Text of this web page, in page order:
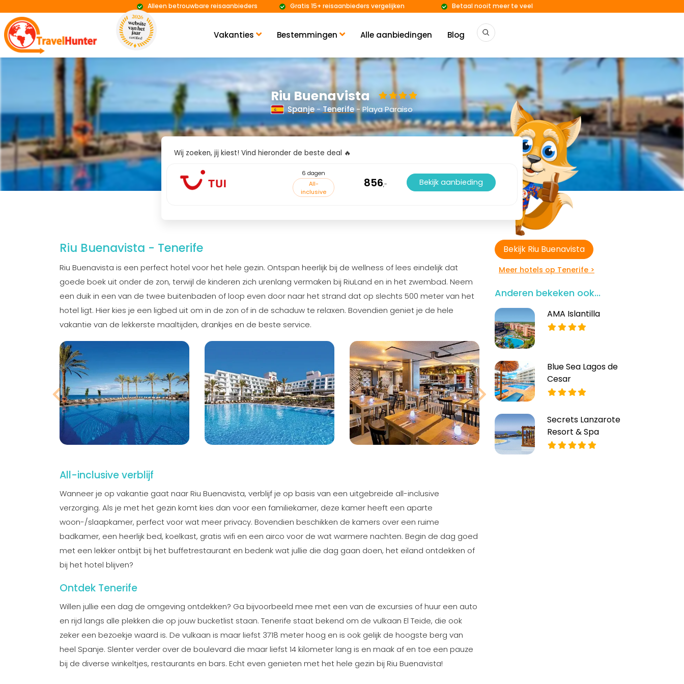
Vakanties Bestemmingen Alle aanbiedingen Blog
Alleen betrouwbare reisaanbieders Gratis 15+ reisaanbieders vergelijken Betaal nooit meer te veel
Riu Buenavista
Spanje-Tenerife- Playa Paraiso
Wij zoeken, jij kiest! Vind hieronder de beste deal 🔥
6 dagen
All-
inclusive
856,- Bekijk aanbieding
Riu Buenavista - Tenerife
Riu Buenavista is een perfect hotel voor het hele gezin. Ontspan heerlijk bij de wellness of lees eindelijk dat
goede boek uit onder de zon, terwijl de kinderen zich urenlang vermaken bij RiuLand en in het zwembad. Neem
een duik in een van de twee buitenbaden of loop even door naar het strand dat op slechts 500 meter van het
hotel ligt. Hier kies je een ligbed uit om in de zon of in de schaduw te relaxen. Bovendien geniet je de hele
vakantie van de lekkerste maaltijden, drankjes en de beste service.
All-inclusive verblijf
Wanneer je op vakantie gaat naar Riu Buenavista, verblijf je op basis van een uitgebreide all-inclusive
verzorging. Als je met het gezin komt kies dan voor een familiekamer, deze kamer heeft een aparte
woon-/slaapkamer, perfect voor wat meer privacy. Bovendien beschikken de kamers over een ruime
badkamer, een heerlijk bed, koelkast, gratis wifi en een airco voor de wat warmere nachten. Begin de dag goed
met een lekker ontbijt bij het buffetrestaurant en bedenk wat jullie die dag gaan doen, het eiland ontdekken of
bij het hotel blijven?
Ontdek Tenerife
Willen jullie een dag de omgeving ontdekken? Ga bijvoorbeeld mee met een van de excursies of huur een auto
en rijd langs alle plekken die op jouw bucketlist staan. Tenerife staat bekend om de vulkaan El Teide, die ook
zeker een bezoekje waard is. De vulkaan is maar liefst 3718 meter hoog en is ook gelijk de hoogste berg van
heel Spanje. Slenter verder over de boulevard die maar liefst 14 kilometer lang is en maak af en toe een pauze
bij de diverse winkeltjes, restaurants en bars. Echt even genieten met het hele gezin bij Riu Buenavista!
Bekijk Riu Buenavista
Meer hotels op Tenerife >
Anderen bekeken ook...
AMA Islantilla
Blue Sea Lagos de
Cesar
Secrets Lanzarote
Resort & Spa